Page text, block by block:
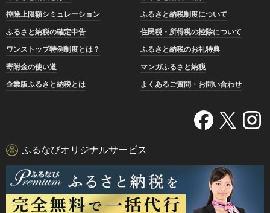
控除上限額シミュレーション
ふるさと納税制度について
ふるさと納税の確定申告
住民税・所得税の控除について
ワンストップ特例制度とは？
ふるさと納税のお礼特典
寄附金の使い道
マンガふるさと納税
企業版ふるさと納税とは
よくあるご質問・お問い合わせ
ふるなびオリジナルサービス